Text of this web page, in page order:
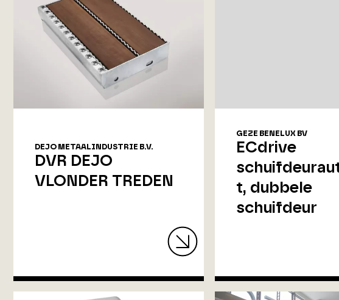
DEJO METAALINDUSTRIE B.V.
DVR DEJO
VLONDER TREDEN
GEZE BENELUX BV
ECdrive
t, dubbele
schuifdeur